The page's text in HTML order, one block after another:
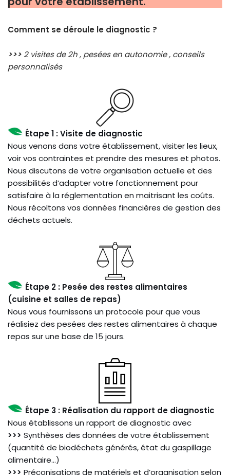
Comment se déroule le diagnostic ?
>>> 2 visites de 2h , pesées en autonomie , conseils
personnalisés
Étape 1 : Visite de diagnostic
Nous venons dans votre établissement, visiter les lieux,
voir vos contraintes et prendre des mesures et photos.
Nous discutons de votre organisation actuelle et des
possibilités d’adapter votre fonctionnement pour
satisfaire à la réglementation en maitrisant les coûts.
Nous récoltons vos données financières de gestion des
déchets actuels.
Étape 2 : Pesée des restes alimentaires
(cuisine et salles de repas)
Nous vous fournissons un protocole pour que vous
réalisiez des pesées des restes alimentaires à chaque
repas sur une base de 15 jours.
Étape 3 : Réalisation du rapport de diagnostic
Nous établissons un rapport de diagnostic avec
>>> Synthèses des données de votre établissement
(quantité de biodéchets générés, état du gaspillage
alimentaire…)
>>> Préconisations de matériels et d’organisation selon